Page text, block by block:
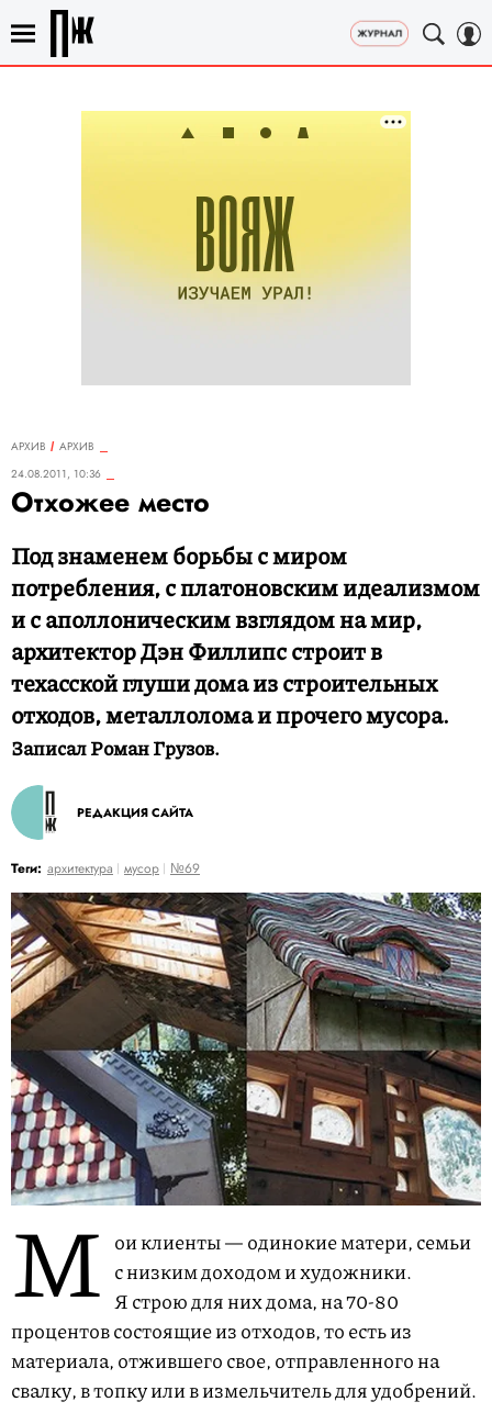
АРХИВ
АРХИВ
24.08.2011, 10:36
Отхожее место
Под знаменем борьбы с миром
потребления, с платоновским идеализмом
и с аполлоническим взглядом на мир,
архитектор Дэн Филлипс строит в
техасской глуши дома из строительных
отходов, металлолома и прочего мусора.
Записал Роман Грузов.
РЕДАКЦИЯ САЙТА
Теги: архитектура мусор №69
M ои клиенты — одинокие матери, семьи
с низким доходом и художники.
Я строю для них дома, на70-80
процентов состоящие из отходов, то есть из
материала, отжившего свое, отправленного на
свалку, в топку или в измельчитель для удобрений.